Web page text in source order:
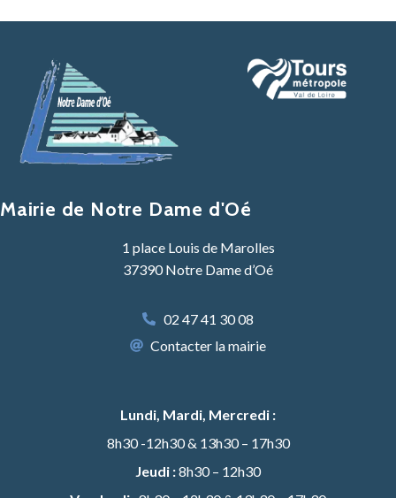
Mairie de Notre Dame d'Oé
1 place Louis de Marolles
37390 Notre Dame d’Oé
02 47 41 30 08
Contacter la mairie
Lundi, Mardi, Mercredi :
8h30 -12h30 & 13h30 – 17h30
Jeudi :8h30 – 12h30